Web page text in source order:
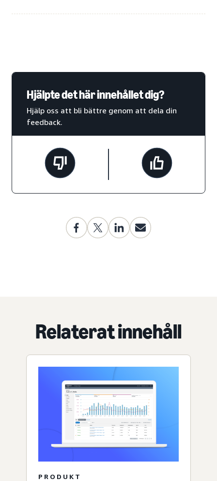
Hjälpte det här innehållet dig?
Hjälp oss att bli bättre genom att dela din
feedback.
Relaterat innehåll
PRODUKT